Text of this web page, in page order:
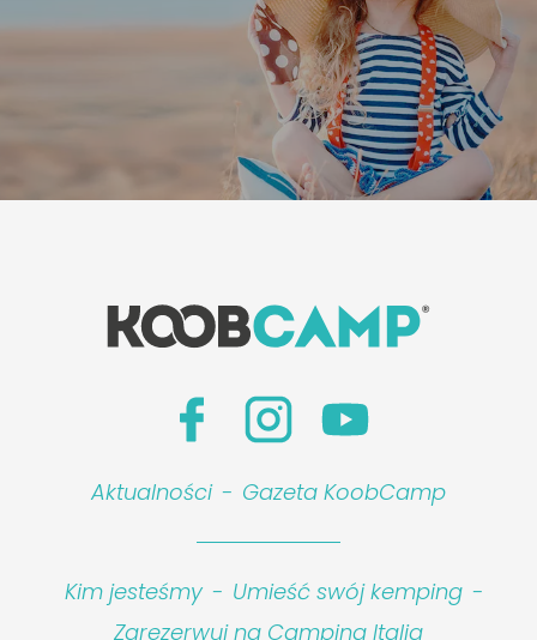
Aktualności - Gazeta KoobCamp
Kim jesteśmy - Umieść swój kemping -
Zarezerwuj na Camping Italia